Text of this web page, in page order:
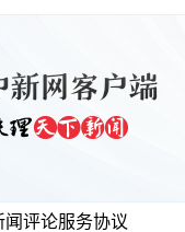
评论服务协议